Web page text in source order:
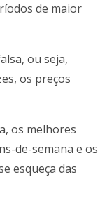
de maior
ou seja,
os preços
os melhores
de-semana e os
esqueça das